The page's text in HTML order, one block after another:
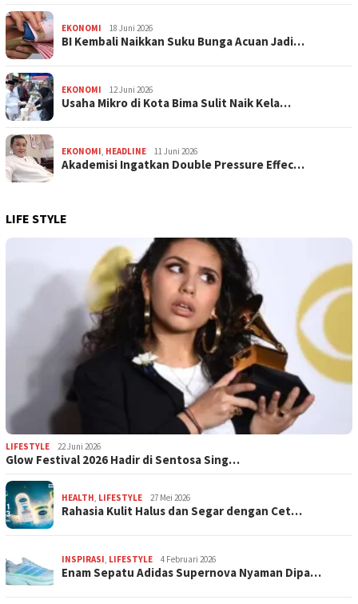
EKONOMI 18 Juni 2026
BI Kembali Naikkan Suku Bunga Acuan Jadi…
EKONOMI 12 Juni 2026
Usaha Mikro di Kota Bima Sulit Naik Kela…
EKONOMI, HEADLINE 11 Juni 2026
Akademisi Ingatkan Double Pressure Effec…
LIFE STYLE
LIFESTYLE 22 Juni 2026
Glow Festival 2026 Hadir di Sentosa Sing…
HEALTH, LIFESTYLE 27 Mei 2026
Rahasia Kulit Halus dan Segar dengan Cet…
INSPIRASI, LIFESTYLE 4 Februari 2026
Enam Sepatu Adidas Supernova Nyaman Dipa…